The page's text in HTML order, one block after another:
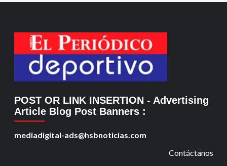
POST OR LINK INSERTION - Advertising
Article Blog Post Banners :
mediadigital-ads@hsbnoticias.com
Contáctanos